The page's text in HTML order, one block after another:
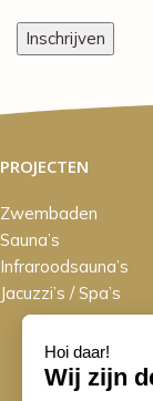
PROJECTEN
Zwembaden
Sauna’s
Infraroodsauna’s
Jacuzzi’s / Spa’s